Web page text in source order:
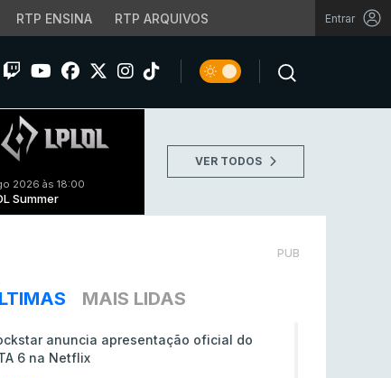
RTP ENSINA RTP ARQUIVOS Entrar
2026 às 18:00
Summer
VER TODOS
PUB
MAIS LIDAS
anuncia apresentação oficial do
6 na Netflix